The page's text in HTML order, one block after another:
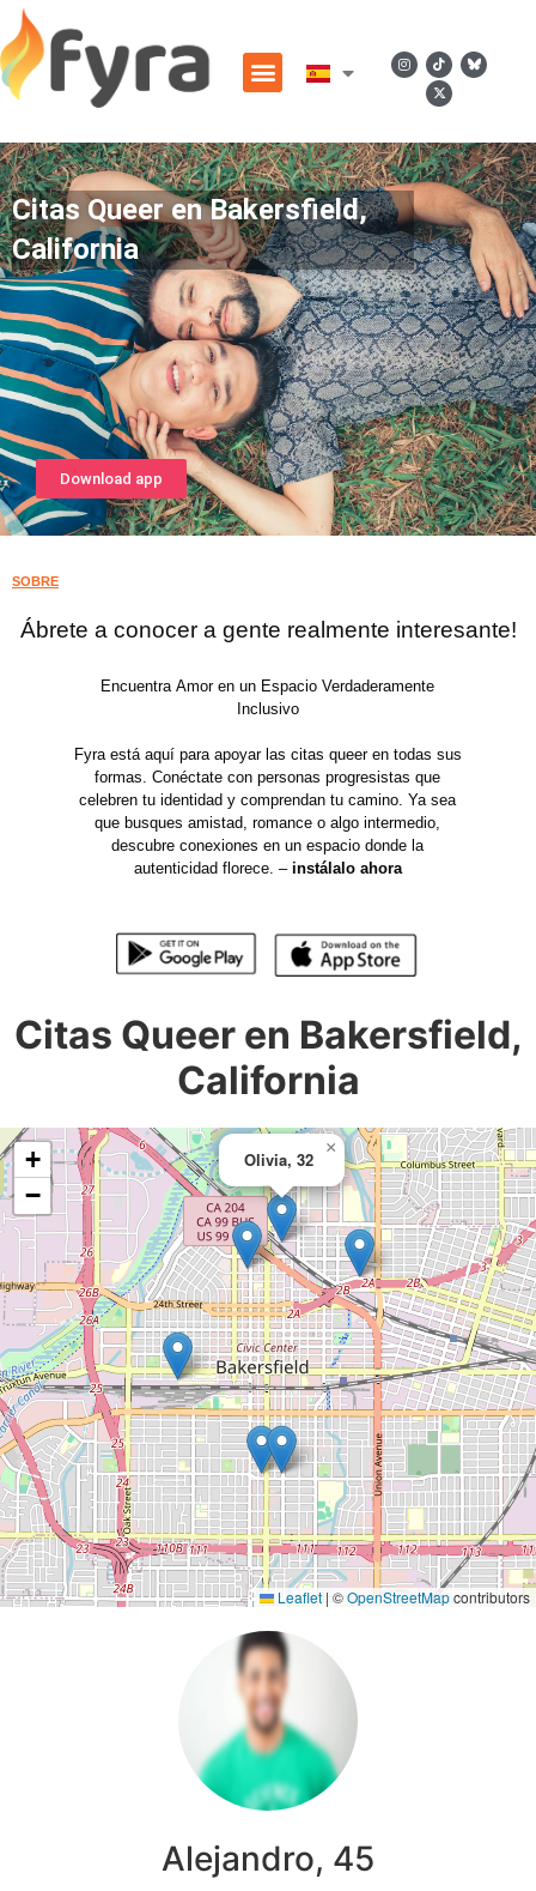
Citas Queer en Bakersfield,
California
Download app
SOBRE
Ábrete a conocer a gente realmente interesante!
Encuentra Amor en un Espacio Verdaderamente
Inclusivo
Fyra está aquí para apoyar las citas queer en todas sus
formas. Conéctate con personas progresistas que
celebren tu identidad y comprendan tu camino. Ya sea
que busques amistad, romance o algo intermedio,
descubre conexiones en un espacio donde la
autenticidad florece. – instálalo ahora
Citas Queer en Bakersfield,
California
Olivia, 32
×
+
−
Leaflet | ©OpenStreetMapcontributors
Alejandro, 45